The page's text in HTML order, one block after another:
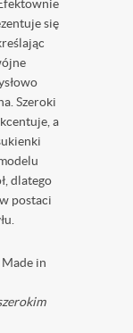
się
Szeroki
a
dlatego
postaci
in